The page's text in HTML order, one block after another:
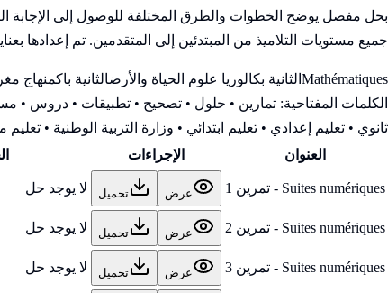
بحل مفصل يوضح الخطوات والطرق المختلفة للوصول إلى الإجابة
جميع مستويات التلاميذ من المبتدئين إلى المتقدمين. تم إعدادها
Mathématiques الثانية بكالوريا علوم الحياة والأرضالثانية باكمنهاج
الكلمات المفتاحية: تمارين • حلول • تصحيح • تطبيقات • دروس •
ثانوي • تعليم إعدادي • تعليم ابتدائي • وزارة التربية الوطنية • تعليم
العنوان
الإجراءات
Suites numériques - تمرين 1 عرض تحميل لا يوجد حل
Suites numériques - تمرين 2 عرض تحميل لا يوجد حل
Suites numériques - تمرين 3 عرض تحميل لا يوجد حل